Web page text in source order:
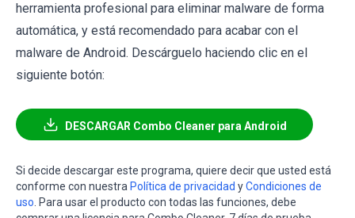
herramienta profesional para eliminar malware de forma
automática, y está recomendado para acabar con el
malware de Android. Descárguelo haciendo clic en el
siguiente botón:
DESCARGAR Combo Cleaner para Android
Si decide descargar este programa, quiere decir que usted está
conforme con nuestra Política de privacidad yCondiciones de
uso. Para usar el producto con todas las funciones, debe